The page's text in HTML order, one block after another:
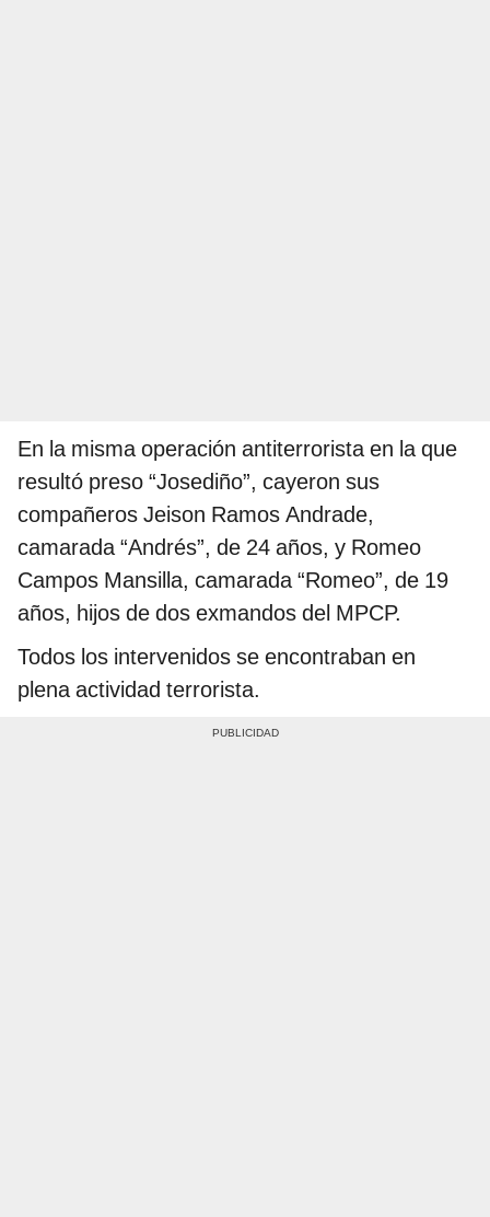
En la misma operación antiterrorista en la que
resultó preso “Josediño”, cayeron sus
compañeros Jeison Ramos Andrade,
camarada “Andrés”, de 24 años, y Romeo
Campos Mansilla, camarada “Romeo”, de 19
años, hijos de dos exmandos del MPCP.
Todos los intervenidos se encontraban en
plena actividad terrorista.